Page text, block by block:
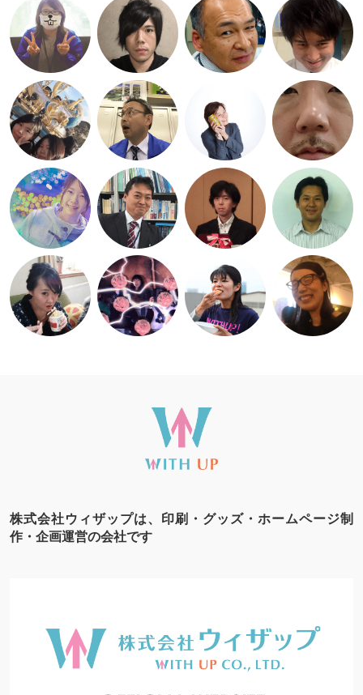
株式会社ウィザップは、印刷・グッズ・ホームページ制
作・企画運営の会社です